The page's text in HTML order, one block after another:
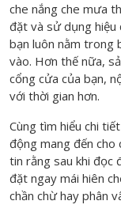
che nắng che mưa
đặt và sử dụng hiệu
bạn luôn nằm trong
vào. Hơn thế nữa,
cổng cửa của bạn,
với thời gian hơn.
Cùng tìm hiểu chi
động mang đến cho
tin rằng sau khi đọc
đặt ngay mái hiên
chần chừ hay phân